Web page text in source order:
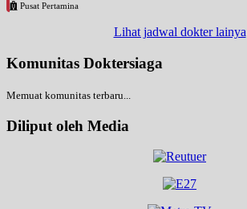
Pusat Pertamina
Lihat jadwal dokter lainya
Komunitas Doktersiaga
Memuat komunitas terbaru...
Diliput oleh Media